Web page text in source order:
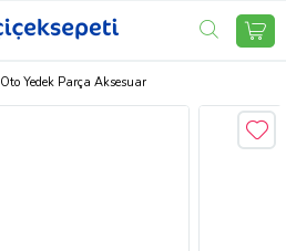
Oto Yedek Parça Aksesuar